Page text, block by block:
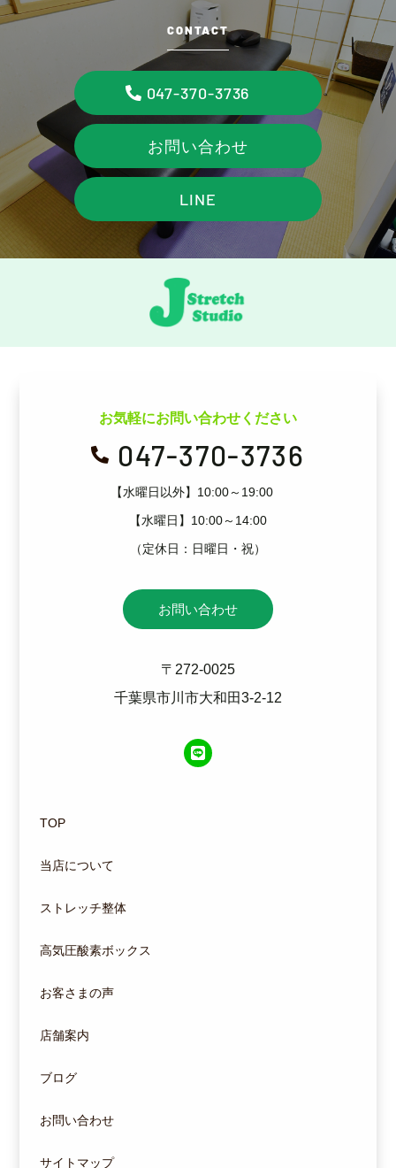
CONTACT
047-370-3736
お問い合わせ
LINE
お気軽にお問い合わせください
 047-370-3736
【水曜日以外】10:00～19:00
【水曜日】10:00～14:00
（定休日：日曜日・祝）
お問い合わせ
〒272-0025
千葉県市川市大和田3-2-12
TOP
当店について
ストレッチ整体
高気圧酸素ボックス
お客さまの声
店舗案内
ブログ
お問い合わせ
サイトマップ